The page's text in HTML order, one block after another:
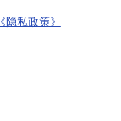
《隐私政策》